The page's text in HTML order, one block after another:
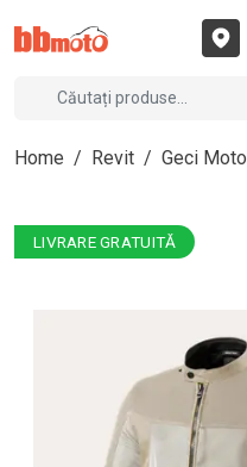
Home / Revit / Geci Moto
LIVRARE GRATUITĂ